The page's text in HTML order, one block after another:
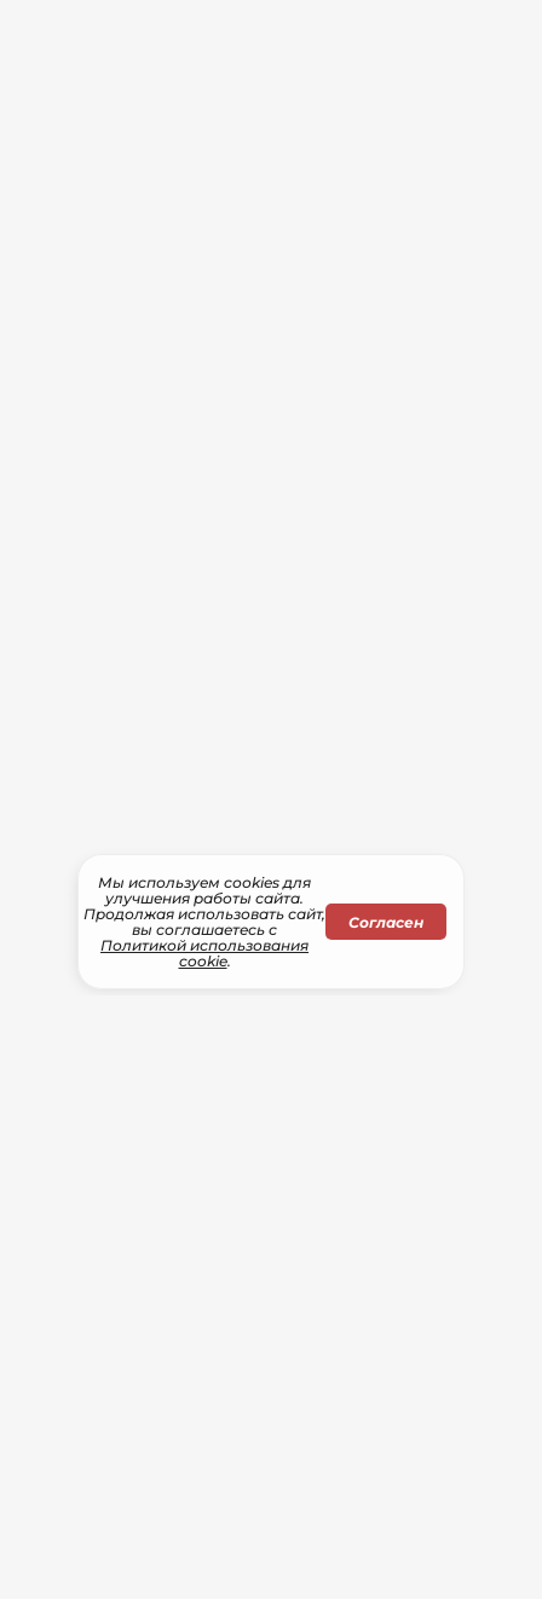
Мы используем сооkіеs для
улучшения работы сайта.
Продолжая использовать сайт,
вы соглашаетесь с
Политикой использования
cookie.
Согласен